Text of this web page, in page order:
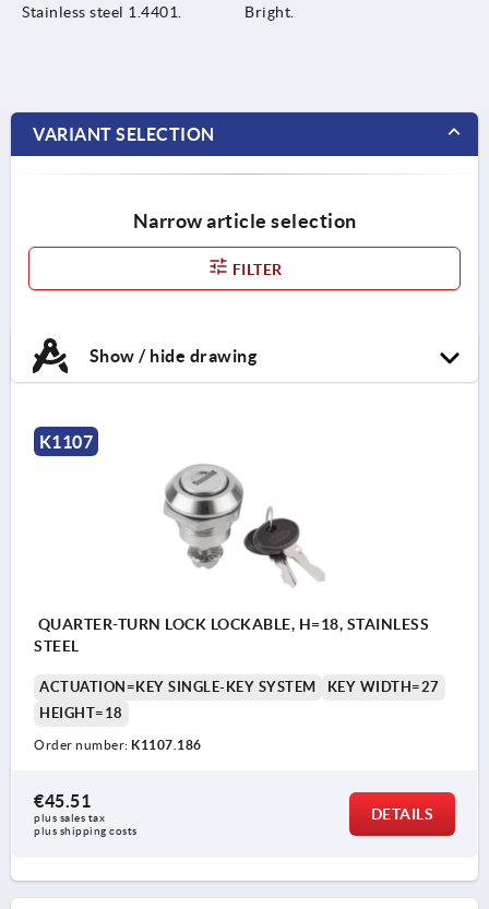
Stainless steel 1.4401. Bright.
VARIANT SELECTION
Narrow article selection
FILTER
Show / hide drawing
K1107
QUARTER-TURN LOCK LOCKABLE, H=18, STAINLESS
STEEL
ACTUATION=KEY SINGLE-KEY SYSTEM
KEY WIDTH=27
HEIGHT=18
Order number: K1107.186
€45.51
plus sales tax
plus shipping costs
DETAILS